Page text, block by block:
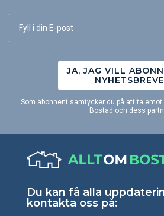
JA, JAG VILL
Som abonnent samtycker du på att ta
Bostad och dess
Du kan få alla
kontakta oss på: